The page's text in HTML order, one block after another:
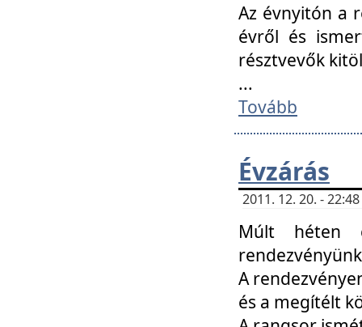
Az évnyitón a
évről és
résztvevők
...
Tovább
Évzárás
2011. 12. 20. -
Múlt héten
A
és a megítélt